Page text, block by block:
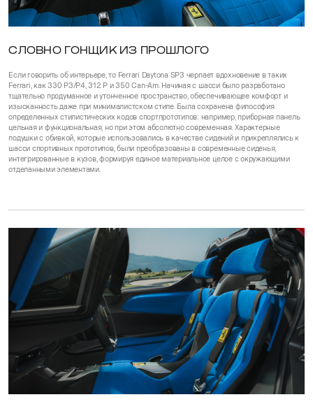
СЛОВНО ГОНЩИК ИЗ ПРОШЛОГО
Если говорить об интерьере, то Ferrari Daytona SP3 черпает вдохновение в таких
Ferrari, как 330 P3/P4, 312 P и 350 Can-Am. Начиная с шасси было разработано
тщательно продуманное и утонченное пространство, обеспечивающее комфорт и
изысканность даже при минималистском стиле. Была сохранена философия
определенных стилистических кодов спортпрототипов: например, приборная панель
цельная и функциональная, но при этом абсолютно современная. Характерные
подушки с обивкой, которые использовались в качестве сидений и прикреплялись к
шасси спортивных прототипов, были преобразованы в современные сиденья,
интегрированные в кузов, формируя единое материальное целое с окружающими
отделанными элементами.